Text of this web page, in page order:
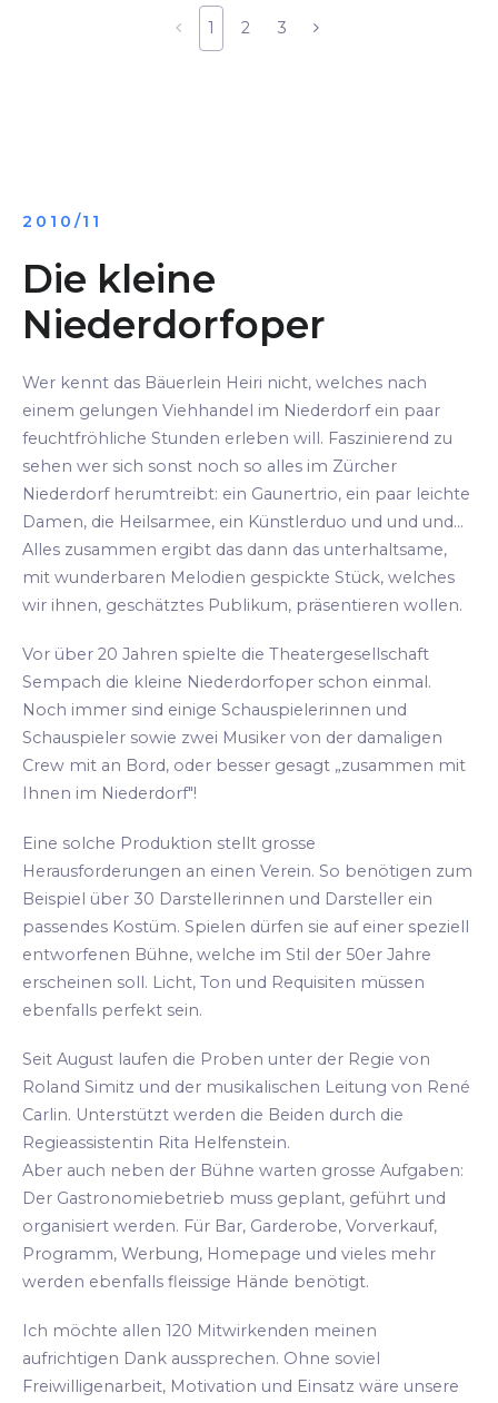
1 2 3
2010/11
Die kleine
Niederdorfoper
Wer kennt das Bäuerlein Heiri nicht, welches nach
einem gelungen Viehhandel im Niederdorf ein paar
feuchtfröhliche Stunden erleben will. Faszinierend zu
sehen wer sich sonst noch so alles im Zürcher
Niederdorf herumtreibt: ein Gaunertrio, ein paar leichte
Damen, die Heilsarmee, ein Künstlerduo und und und...
Alles zusammen ergibt das dann das unterhaltsame,
mit wunderbaren Melodien gespickte Stück, welches
wir ihnen, geschätztes Publikum, präsentieren wollen.
Vor über 20 Jahren spielte die Theatergesellschaft
Sempach die kleine Niederdorfoper schon einmal.
Noch immer sind einige Schauspielerinnen und
Schauspieler sowie zwei Musiker von der damaligen
Crew mit an Bord, oder besser gesagt „zusammen mit
Ihnen im Niederdorf"!
Eine solche Produktion stellt grosse
Herausforderungen an einen Verein. So benötigen zum
Beispiel über 30 Darstellerinnen und Darsteller ein
passendes Kostüm. Spielen dürfen sie auf einer speziell
entworfenen Bühne, welche im Stil der 50er Jahre
erscheinen soll. Licht, Ton und Requisiten müssen
ebenfalls perfekt sein.
Seit August laufen die Proben unter der Regie von
Roland Simitz und der musikalischen Leitung von René
Carlin. Unterstützt werden die Beiden durch die
Regieassistentin Rita Helfenstein.
Aber auch neben der Bühne warten grosse Aufgaben:
Der Gastronomiebetrieb muss geplant, geführt und
organisiert werden. Für Bar, Garderobe, Vorverkauf,
Programm, Werbung, Homepage und vieles mehr
werden ebenfalls fleissige Hände benötigt.
Ich möchte allen 120 Mitwirkenden meinen
aufrichtigen Dank aussprechen. Ohne soviel
Freiwilligenarbeit, Motivation und Einsatz wäre unsere